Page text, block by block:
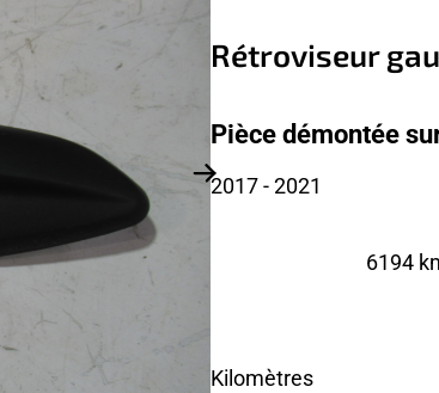
Rétroviseur
Pièce démontée
2017- 2021
Kilomètres
6194